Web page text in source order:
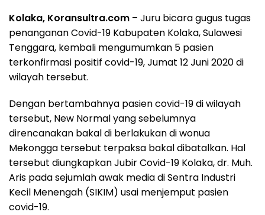
Kolaka, Koransultra.com – Juru bicara gugus tugas
penanganan Covid-19 Kabupaten Kolaka, Sulawesi
Tenggara, kembali mengumumkan 5 pasien
terkonfirmasi positif covid-19, Jumat 12 Juni 2020 di
wilayah tersebut.
Dengan bertambahnya pasien covid-19 di wilayah
tersebut, New Normal yang sebelumnya
direncanakan bakal di berlakukan di wonua
Mekongga tersebut terpaksa bakal dibatalkan. Hal
tersebut diungkapkan Jubir Covid-19 Kolaka, dr. Muh.
Aris pada sejumlah awak media di Sentra Industri
Kecil Menengah (SIKIM) usai menjemput pasien
covid-19.